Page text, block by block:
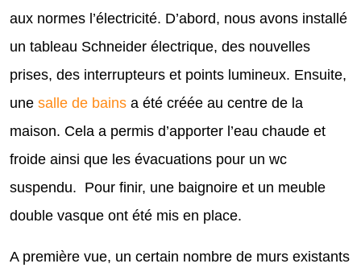
aux normes l’électricité. D’abord, nous avons installé
un tableau Schneider électrique, des nouvelles
prises, des interrupteurs et points lumineux. Ensuite,
une salle de bains a été créée au centre de la
maison. Cela a permis d’apporter l’eau chaude et
froide ainsi que les évacuations pour un wc
suspendu. Pour finir, une baignoire et un meuble
double vasque ont été mis en place.
A première vue, un certain nombre de murs existants